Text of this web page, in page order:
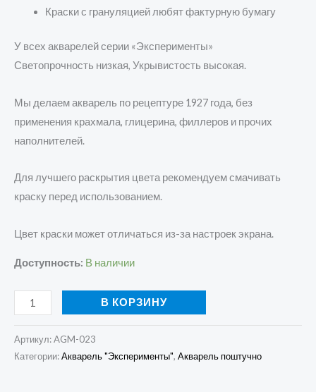
Краски с грануляцией любят фактурную бумагу
У всех акварелей серии «Эксперименты»
Светопрочность низкая, Укрывистость высокая.
Мы делаем акварель по рецептуре 1927 года, без
применения крахмала, глицерина, филлеров и прочих
наполнителей.
Для лучшего раскрытия цвета рекомендуем смачивать
краску перед использованием.
Цвет краски может отличаться из-за настроек экрана.
Доступность: В наличии
В КОРЗИНУ
Артикул:AGM-023
Категории:Акварель "Эксперименты", Акварель поштучно